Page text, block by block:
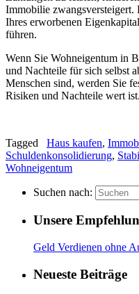
Immobilie zwangsversteigert.
Ihres erworbenen
führen.
Wenn Sie Wohneigentum in
und Nachteile für sich selbst
Menschen sind, werden Sie
Risiken und Nachteile wert ist.
Tagged Haus kaufen,
Schuldenkonsolidierung,
Wohneigentum
Suchen nach:
Unsere
Geld Verdienen ohne
Neueste Beiträge